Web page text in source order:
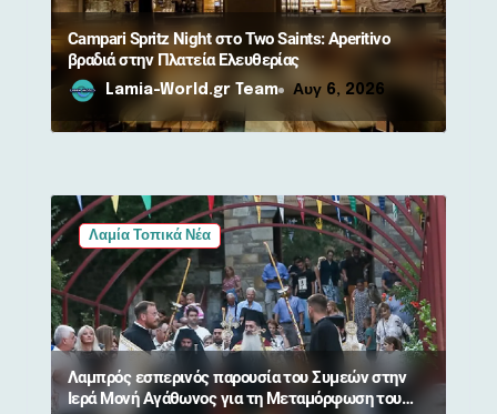
νCampari Spritz Night στο Two Saints: Aperitivo
βραδιά στην Πλατεία Ελευθερίας
Lamia-World.gr Team Αυγ 6, 2026
Λαμία Τοπικά Νέα
Λαμπρός εσπερινός παρουσία του Συμεών στην
Ιερά Μονή Αγάθωνος για τη Μεταμόρφωση του